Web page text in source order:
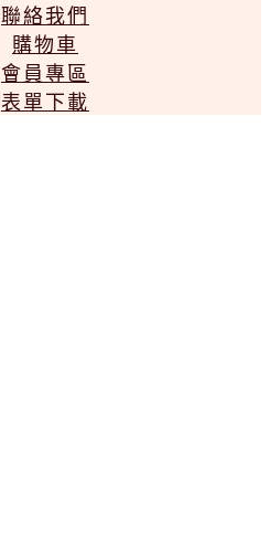
聯絡我們
購物車
會員專區
表單下載